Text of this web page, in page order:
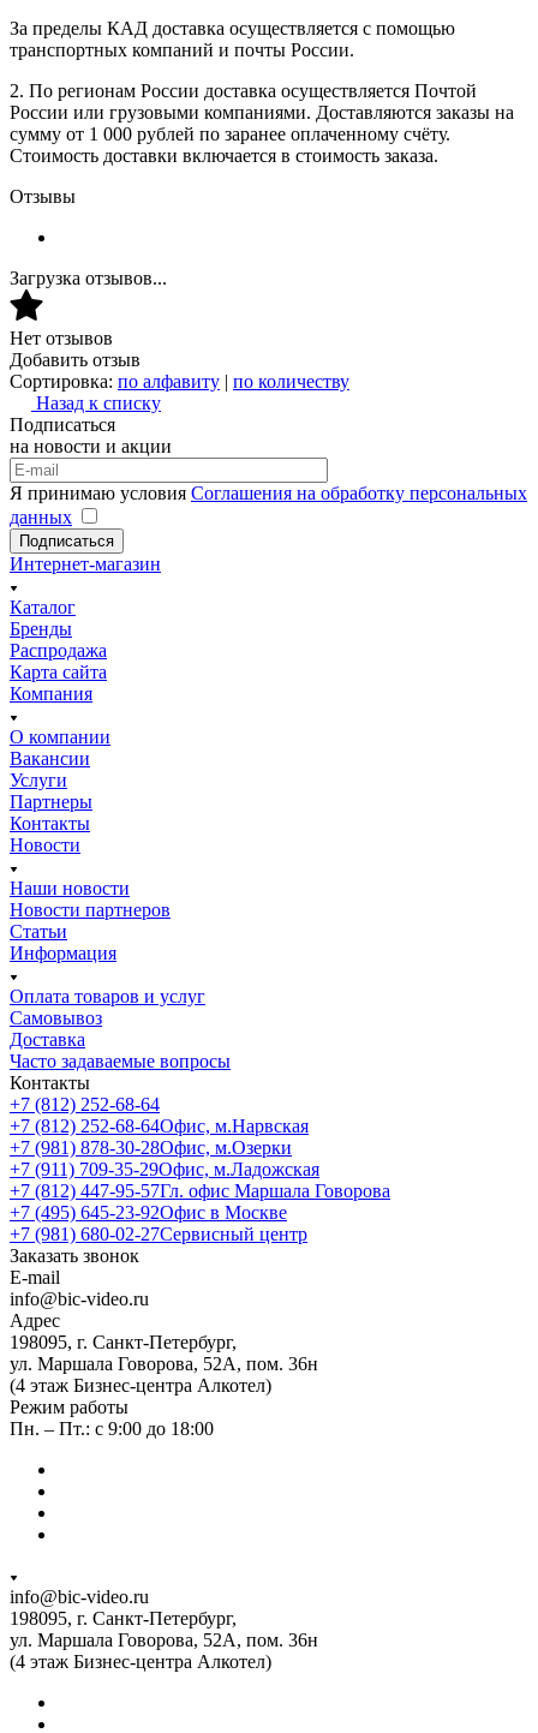
За пределы КАД доставка осуществляется с помощью
транспортных компаний и почты России.
2. По регионам России доставка осуществляется Почтой
России или грузовыми компаниями. Доставляются заказы на
сумму от 1 000 рублей по заранее оплаченному счёту.
Стоимость доставки включается в стоимость заказа.
Отзывы
Загрузка отзывов...
Нет отзывов
Добавить отзыв
Сортировка: по алфавиту | по количеству
Назад к списку
Подписаться
на новости и акции
Я принимаю условия Соглашения на обработку персональных
данных
Подписаться
Интернет-магазин
Каталог
Бренды
Распродажа
Карта сайта
Компания
О компании
Вакансии
Услуги
Партнеры
Контакты
Новости
Наши новости
Новости партнеров
Статьи
Информация
Оплата товаров и услуг
Самовывоз
Доставка
Часто задаваемые вопросы
Контакты
+7 (812) 252-68-64
+7 (812) 252-68-64Офис, м.Нарвская
+7 (981) 878-30-28Офис, м.Озерки
+7 (911) 709-35-29Офис, м.Ладожская
+7 (812) 447-95-57Гл. офис Маршала Говорова
+7 (495) 645-23-92Офис в Москве
+7 (981) 680-02-27Сервисный центр
Заказать звонок
E-mail
info@bic-video.ru
Адрес
198095, г. Санкт-Петербург,
ул. Маршала Говорова, 52А, пом. 36н
(4 этаж Бизнес-центра Алкотел)
Режим работы
Пн. – Пт.: с 9:00 до 18:00
info@bic-video.ru
198095, г. Санкт-Петербург,
ул. Маршала Говорова, 52А, пом. 36н
(4 этаж Бизнес-центра Алкотел)